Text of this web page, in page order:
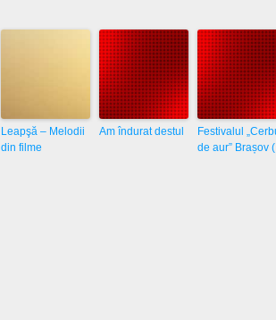
Leapşă – Melodii
din filme
Am îndurat destul
Festivalul
de aur” Brașov